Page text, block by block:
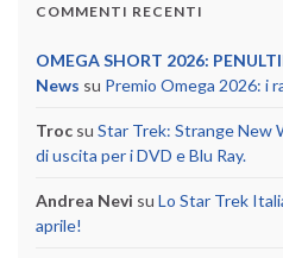
COMMENTI RECENTI
OMEGA SHORT 2026:
News su Premio Omega 2026: i
Troc su Star Trek: Strange New
di uscita per i DVD e Blu Ray.
Andrea Nevi su Lo Star Trek
aprile!